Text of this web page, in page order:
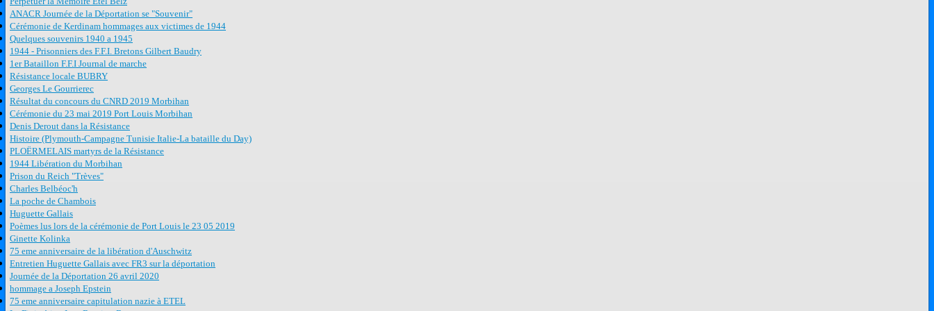
ANACR Journée de la Déportation se "Souvenir"
Cérémonie de Kerdinam hommages aux victimes de 1944
Quelques souvenirs 1940 a 1945
1944 - Prisonniers des F.F.I. Bretons Gilbert Baudry
1er Bataillon F.F.I Journal de marche
Résistance locale BUBRY
Georges Le Gourrierec
Résultat du concours du CNRD 2019 Morbihan
Cérémonie du 23 mai 2019 Port Louis Morbihan
Denis Derout dans la Résistance
Histoire (Plymouth-Campagne Tunisie Italie-La bataille du Day)
PLOËRMELAIS martyrs de la Résistance
1944 Libération du Morbihan
Prison du Reich "Trèves"
Charles Belbéoc'h
La poche de Chambois
Huguette Gallais
Poèmes lus lors de la cérémonie de Port Louis le 23 05 2019
Ginette Kolinka
75 eme anniversaire de la libération d'Auschwitz
Entretien Huguette Gallais avec FR3 sur la déportation
Journée de la Déportation 26 avril 2020
hommage a Joseph Epstein
75 eme anniversaire capitulation nazie à ETEL